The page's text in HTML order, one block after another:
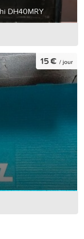
DH40MRY
15 € / jour